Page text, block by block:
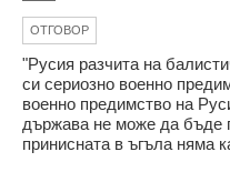
ОТГОВОР
"Русия разчита на
си сериозно военно
военно предимство на
държава не може да бъде
принисната в ъгъла няма